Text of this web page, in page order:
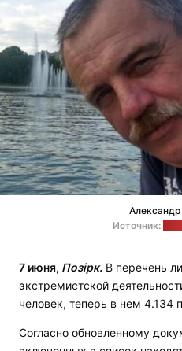
Источник:
7 июня, Позірк. В перечень
экстремистской
человек, теперь в нем 4.134
Согласно обновленному